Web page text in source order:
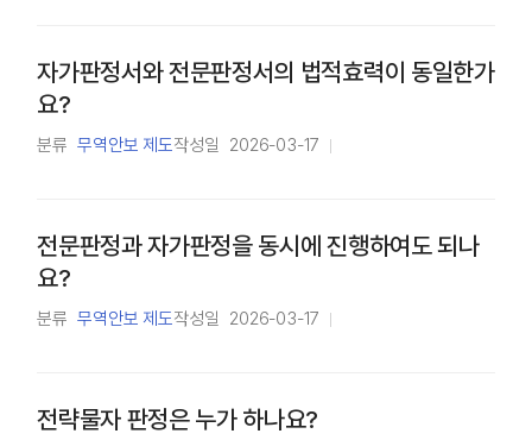
자가판정서와 전문판정서의 법적효력이 동일한가
요?
분류 무역안보 제도작성일 2026-03-17
전문판정과 자가판정을 동시에 진행하여도 되나
요?
분류 무역안보 제도작성일 2026-03-17
전략물자 판정은 누가 하나요?